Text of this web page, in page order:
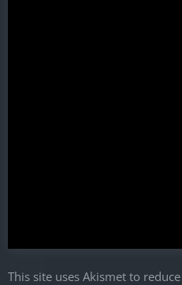
This site uses Akismet to